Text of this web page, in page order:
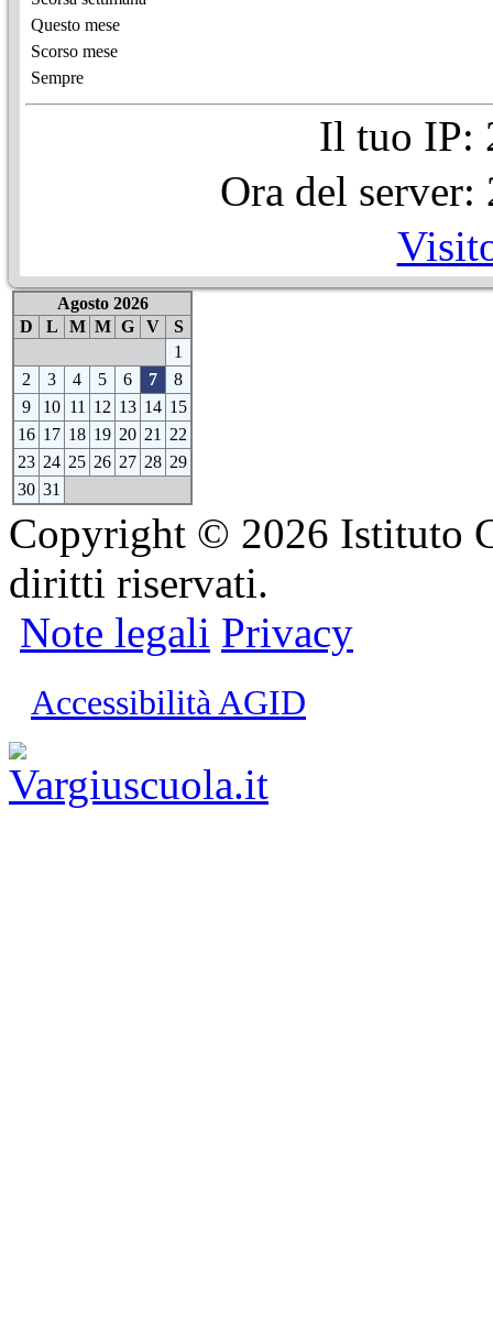
Questo mese
Scorso mese
Sempre
Il tuo IP:
Ora del
Agosto 2026
D
L M M G V
S
1
2
3 4 5 6 7
8
9
10 11 12 13 14 15
16 17 18 19 20 21
22
23 24 25 26 27 28 29
30 31
Copyright © 2026 Istituto
diritti riservati.
Note legali Privacy
Accessibilità AGID